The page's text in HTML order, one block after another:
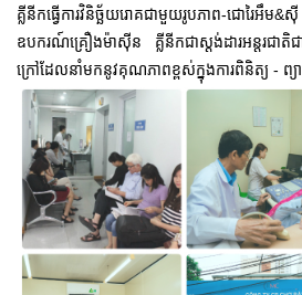
គ្លីនីកធ្វើការវិនិច្ឆ័យរោគជាមួយរូបភាព-ជោរ
ឧបករណ៍គ្រឿងម៉ាស៊ីន គ្លីនីកជាស្តង់ដារអន្តរជា
ក្រៅដែលនាំមកនូវគុណភាពខ្ពស់ក្នុងការពិនិត្យ - ព្យ